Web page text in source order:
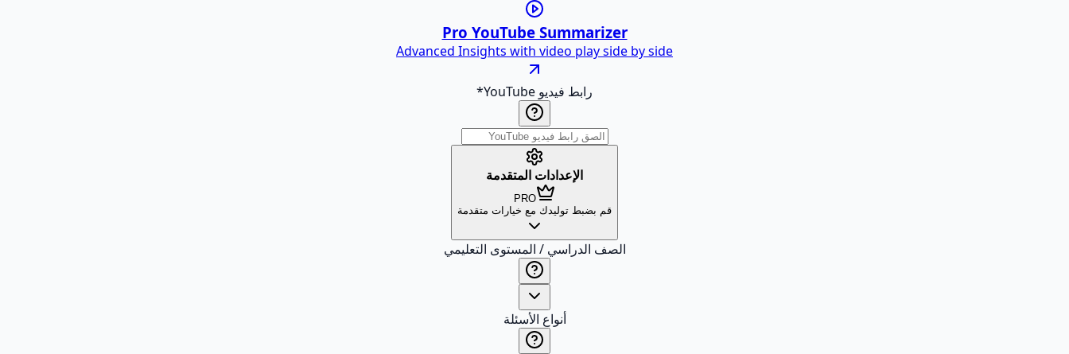
Pro YouTube Summarizer
Advanced Insights with video play side by side
رابط فيديو YouTube *
الإعدادات المتقدمة
PRO
قم بضبط توليدك مع خيارات متقدمة
الصف الدراسي / المستوى التعليمي
أنواع الأسئلة